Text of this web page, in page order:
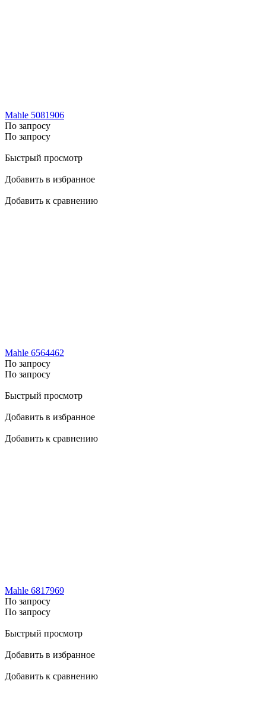
Mahle 5081906
По запросу
По запросу
Быстрый просмотр
Добавить в избранное
Добавить к сравнению
Mahle 6564462
По запросу
По запросу
Быстрый просмотр
Добавить в избранное
Добавить к сравнению
Mahle 6817969
По запросу
По запросу
Быстрый просмотр
Добавить в избранное
Добавить к сравнению